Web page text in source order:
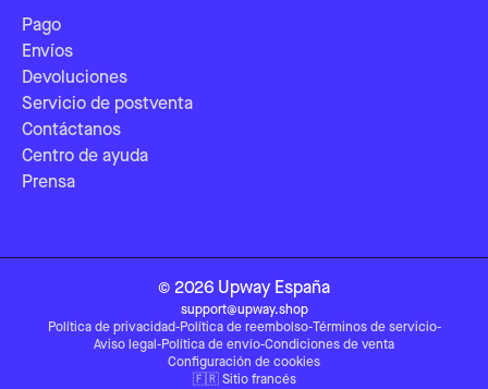
Pago
Envíos
Devoluciones
Servicio de postventa
Contáctanos
Centro de ayuda
Prensa
© 2026 Upway España
support@upway.shop
Política de privacidad-Política de reembolso-Términos de servicio-
Aviso legal -Política de envío-Condiciones de venta
Configuración de cookies
🇫🇷 Sitio francés